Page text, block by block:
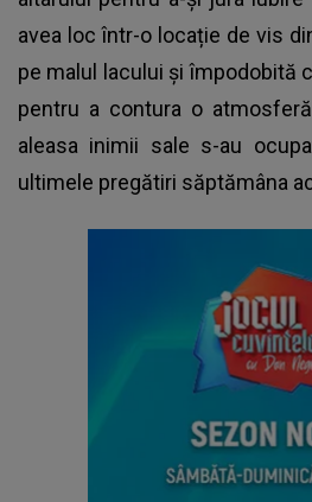
avea loc într-o locație de vis
pe malul lacului și împodobită
pentru a contura o
aleasa inimii sale s-au
ultimele pregătiri săptămâna